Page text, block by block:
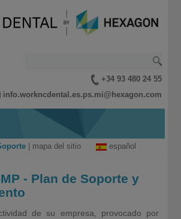
+34 93 480 24 55
info.workncdental.es.ps.mi@hexagon.com
| mapa del sitio español
- Plan de Soporte y
de su empresa, provocado por